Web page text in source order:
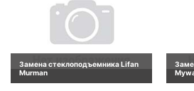
Замена стеклоподъемника Lifan
Murman